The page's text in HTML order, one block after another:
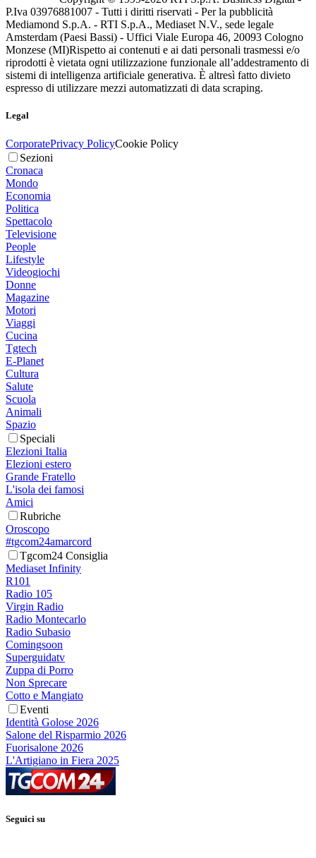
P.Iva 03976881007 - Tutti i diritti riservati - Per la pubblicità
Mediamond S.p.A. - RTI S.p.A., Mediaset N.V., sede legale
Amsterdam (Paesi Bassi) - Uffici Viale Europa 46, 20093 Cologno
Monzese (MI)Rispetto ai contenuti e ai dati personali trasmessi e/o
riprodotti è vietata ogni utilizzazione funzionale all’addestramento di
sistemi di intelligenza artificiale generativa. È altresì fatto divieto
espresso di utilizzare mezzi automatizzati di data scraping.
Legal
CorporatePrivacy PolicyCookie Policy
Sezioni
Cronaca
Mondo
Economia
Politica
Spettacolo
Televisione
People
Lifestyle
Videogiochi
Donne
Magazine
Motori
Viaggi
Cucina
Tgtech
E-Planet
Cultura
Salute
Scuola
Animali
Spazio
Speciali
Elezioni Italia
Elezioni estero
Grande Fratello
L'isola dei famosi
Amici
Rubriche
Oroscopo
#tgcom24amarcord
Tgcom24 Consiglia
Mediaset Infinity
R101
Radio 105
Virgin Radio
Radio Montecarlo
Radio Subasio
Comingsoon
Superguidatv
Zuppa di Porro
Non Sprecare
Cotto e Mangiato
Eventi
Identità Golose 2026
Salone del Risparmio 2026
Fuorisalone 2026
L'Artigiano in Fiera 2025
Seguici su